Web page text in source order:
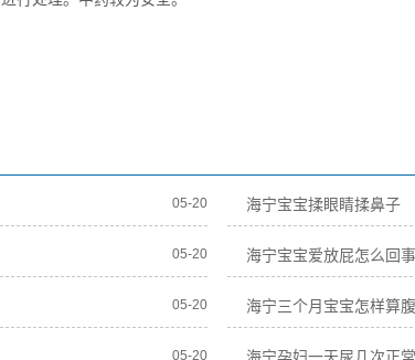
05-20 海宁宝宝揉眼睛揉鼻子
05-20 海宁宝宝爱放屁怎么回事
05-20 海宁三个月宝宝怎样算
05-20